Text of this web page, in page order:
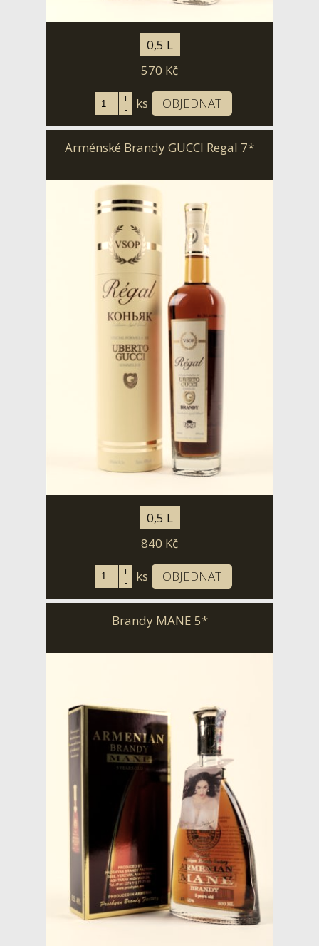
0,5 L
570 Kč
+
- ks OBJEDNAT
Arménské Brandy GUCCI Regal 7*
0,5 L
840 Kč
+
- ks OBJEDNAT
Brandy MANE 5*